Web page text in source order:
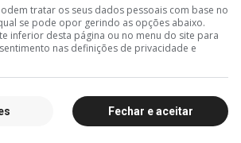
do
Pia
Bastidores de
Fluminense 1 x 3 Vasco
Vasco
tratar os seus dados pessoais com base no
se pode opor gerindo as opções abaixo.
inferior desta página ou no menu do site para
nas definições de privacidade e
Fechar e aceitar